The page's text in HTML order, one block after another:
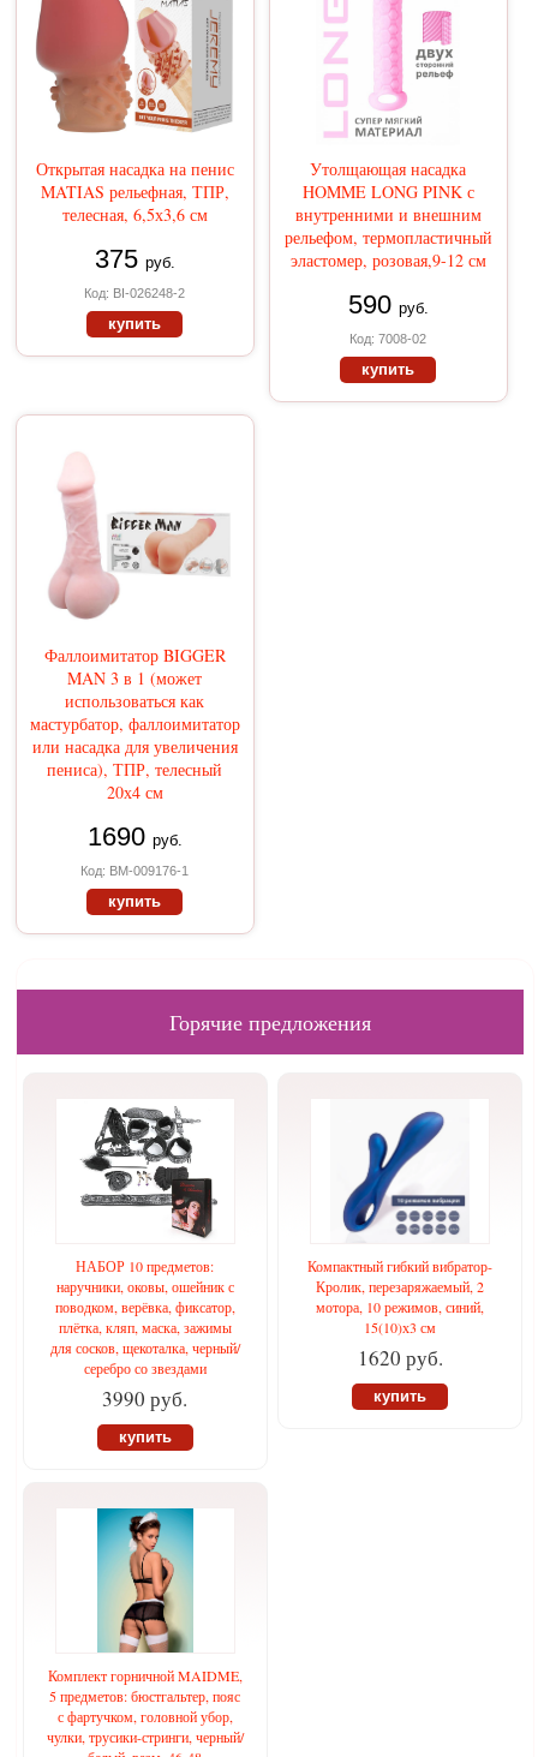
Открытая насадка на пенис
MATIAS рельефная, ТПР,
телесная, 6,5х3,6 см
375 руб.
Код: BI-026248-2
купить
Утолщающая насадка
HOMME LONG PINK с
внутренними и внешним
рельефом, термопластичный
эластомер, розовая,9-12 см
590 руб.
Код: 7008-02
купить
Фаллоимитатор BIGGER
MAN 3 в 1 (может
использоваться как
мастурбатор, фаллоимитатор
или насадка для увеличения
пениса), ТПР, телесный
20х4 см
1690 руб.
Код: BM-009176-1
купить
Горячие предложения
НАБОР 10 предметов:
наручники, оковы, ошейник с
поводком, верёвка, фиксатор,
плётка, кляп, маска, зажимы
для сосков, щекоталка, черный/
серебро со звездами
3990 руб.
купить
Компактный гибкий вибратор-
Кролик, перезаряжаемый, 2
мотора, 10 режимов, синий,
15(10)х3 см
1620 руб.
купить
Комплект горничной MAIDME,
5 предметов: бюстгальтер, пояс
с фартучком, головной убор,
чулки, трусики-стринги, черный/